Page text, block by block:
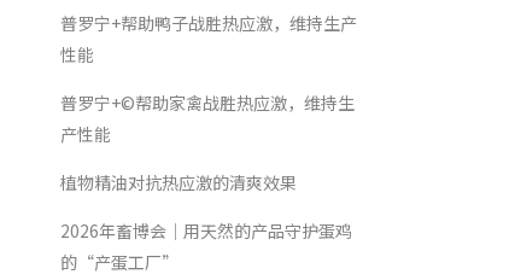
普罗宁+帮助鸭子战胜热应激，维持生产
性能
普罗宁+©帮助家禽战胜热应激，维持生
产性能
植物精油对抗热应激的清爽效果
2026年畜博会｜用天然的产品守护蛋鸡
的“产蛋工厂”